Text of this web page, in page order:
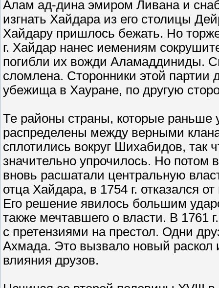
Алам ад-дина эмиром Ливана и
изгнать Хайдара из его столицы
Хайдару пришлось бежать. Но
г. Хайдар нанес иемениям
погибли их вожди Аламаддиниды.
сломлена. Сторонники этой
убежища в Хауране, по другую
Те районы страны, которые
распределены между верными
сплотились вокруг Шихабидов, так
значительно упрочилось. Но
вновь расшатали центральную
отца Хайдара, в 1754 г. отказался
Его решение явилось большим
также мечтавшего о власти. В 1761
с претензиями на престол. Одни
Ахмада. Это вызвало новый раскол
влияния друзов.